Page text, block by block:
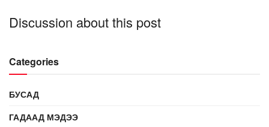
Discussion about this post
Categories
БУСАД
ГАДААД МЭДЭЭ